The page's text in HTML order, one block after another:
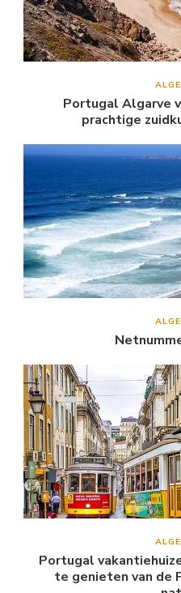
Portugal Algarve
prachtige
Portugal
te genieten van de